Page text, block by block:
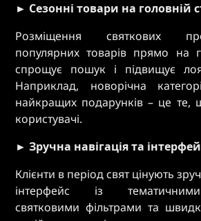
► Сезонні товари на головній
Розміщення святкових
популярних товарів прямо на
спрощує пошук і підвищує
Наприклад, новорічна
найкращих подарунків – це те,
користувачі.
► Зручна навігація та
Клієнти в період свят цінують
інтерфейс із
святковими фільтрами та